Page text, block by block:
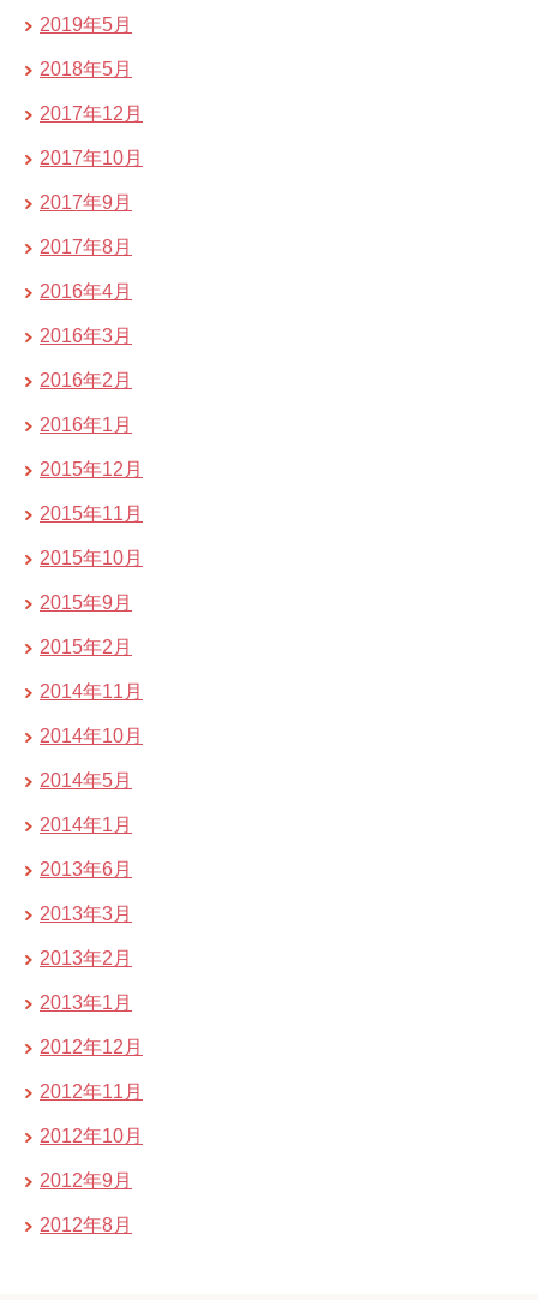
2019年5月
2018年5月
2017年12月
2017年10月
2017年9月
2017年8月
2016年4月
2016年3月
2016年2月
2016年1月
2015年12月
2015年11月
2015年10月
2015年9月
2015年2月
2014年11月
2014年10月
2014年5月
2014年1月
2013年6月
2013年3月
2013年2月
2013年1月
2012年12月
2012年11月
2012年10月
2012年9月
2012年8月